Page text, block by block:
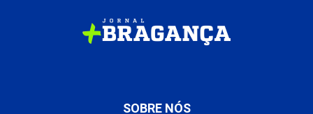
SOBRE NÓS